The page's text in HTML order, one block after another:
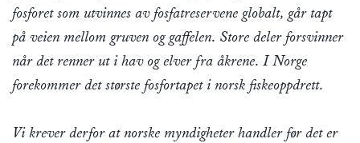
fosforet som utvinnes av fosfatreservene globalt, går tapt
på veien mellom gruven og gaffelen. Store deler forsvinner
når det renner ut i hav og elver fra åkrene. I Norge
forekommer det største fosfortapet i norsk fiskeoppdrett.
Vi krever derfor at norske myndigheter handler før det er